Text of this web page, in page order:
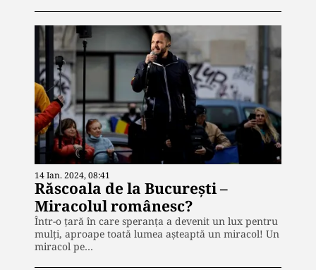
14 Ian. 2024, 08:41
Răscoala de la București –
Miracolul românesc?
Într-o țară în care speranța a devenit un lux pentru
mulți, aproape toată lumea așteaptă un miracol! Un
miracol pe…